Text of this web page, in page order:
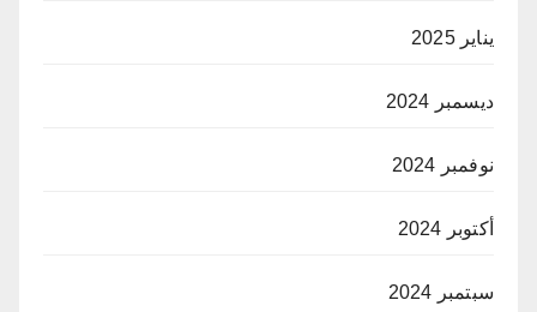
يناير 2025
ديسمبر 2024
نوفمبر 2024
أكتوبر 2024
سبتمبر 2024